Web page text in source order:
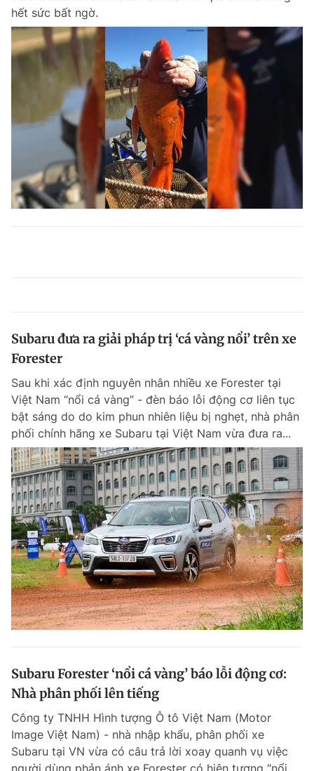
hết sức bất ngờ.
Subaru đưa ra giải pháp trị ‘cá vàng nổi’ trên xe
Forester
Sau khi xác định nguyên nhân nhiều xe Forester tại
Việt Nam “nổi cá vàng” - đèn báo lỗi động cơ liên tục
bật sáng do do kim phun nhiên liệu bị nghẹt, nhà phân
phối chính hãng xe Subaru tại Việt Nam vừa đưa ra...
Subaru Forester ‘nổi cá vàng’ báo lỗi động cơ:
Nhà phân phối lên tiếng
Công ty TNHH Hình tượng Ô tô Việt Nam (Motor
Image Việt Nam) - nhà nhập khẩu, phân phối xe
Subaru tại VN vừa có câu trả lời xoay quanh vụ việc
người dùng phản ánh xe Forester có hiện tượng “nổi...